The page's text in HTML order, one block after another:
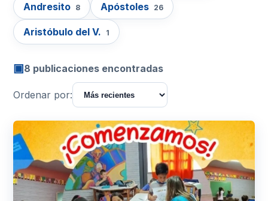
Andresito 8 Apóstoles 26
Aristóbulo del V. 1
▣8 publicaciones encontradas
Ordenar por: